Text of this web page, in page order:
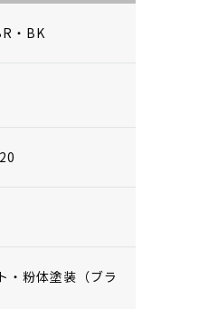
・BK
・粉体塗装（ブラ